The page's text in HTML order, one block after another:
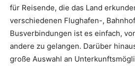
für Reisende, die das Land
verschiedenen Flughafen-,
Busverbindungen ist es einfach,
andere zu gelangen. Darüber
große Auswahl an